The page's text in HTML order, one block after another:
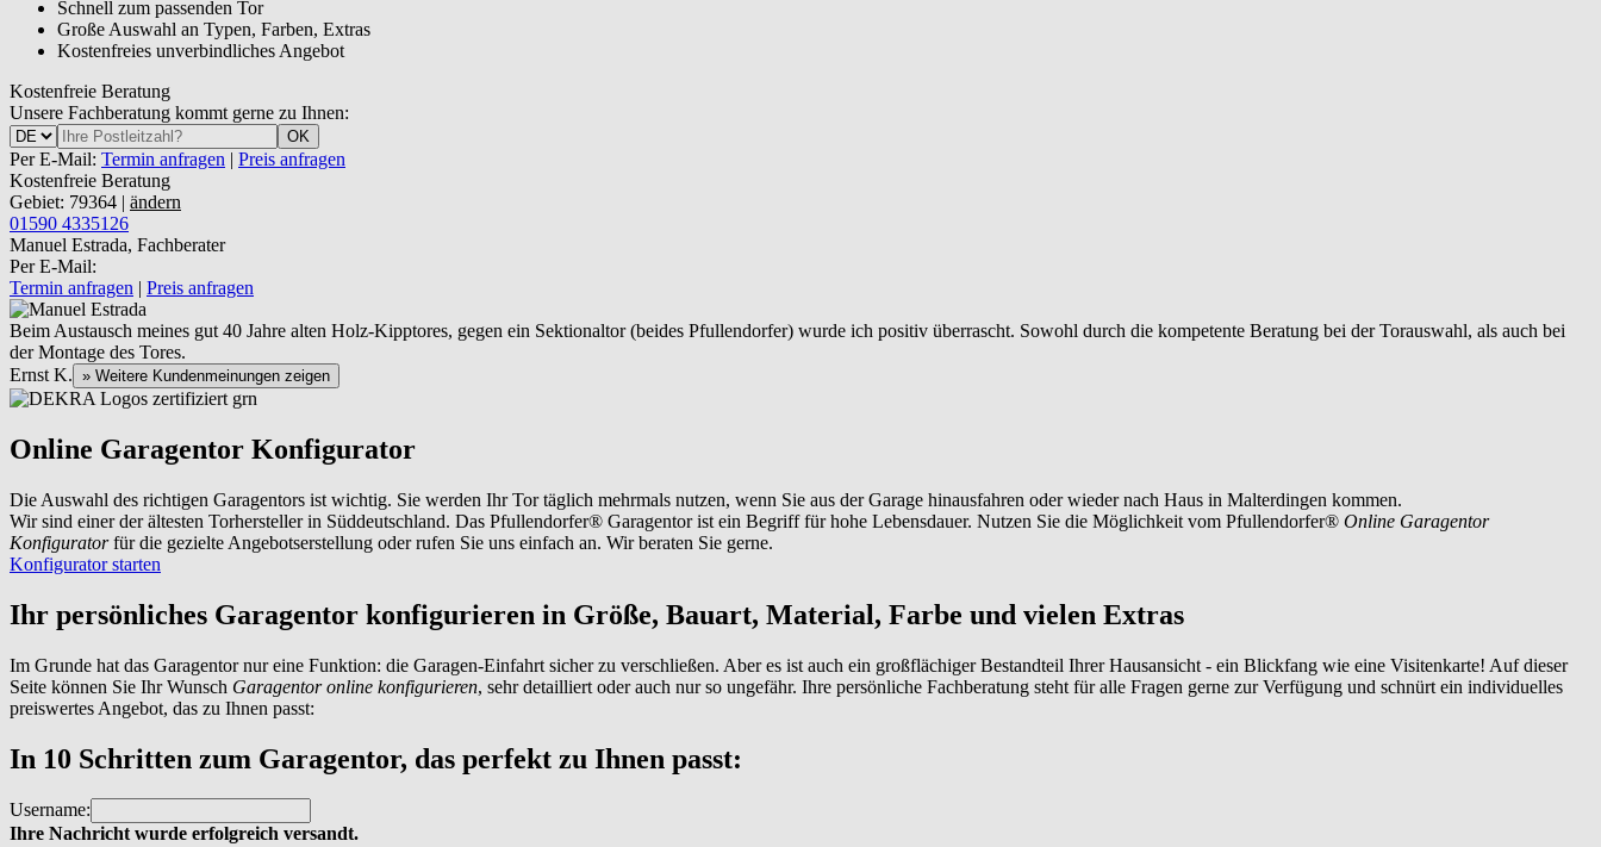
Schnell zum passenden Tor
Große Auswahl an Typen, Farben, Extras
Kostenfreies unverbindliches Angebot
Kostenfreie Beratung
Unsere Fachberatung kommt gerne zu Ihnen:
OK
Per E-Mail: Termin anfragen | Preis anfragen
Kostenfreie Beratung
Gebiet: 79364 | ändern
01590 4335126
Manuel Estrada, Fachberater
Per E-Mail:
Termin anfragen | Preis anfragen
Beim Austausch meines gut 40 Jahre alten Holz-Kipptores, gegen ein Sektionaltor (beides Pfullendorfer) wurde ich positiv überrascht. Sowohl durch die kompetente Beratung bei der Torauswahl, als auch bei
der Montage des Tores.
Ernst K. » Weitere Kundenmeinungen zeigen
Online Garagentor Konfigurator
Die Auswahl des richtigen Garagentors ist wichtig. Sie werden Ihr Tor täglich mehrmals nutzen, wenn Sie aus der Garage hinausfahren oder wieder nach Haus in Malterdingen kommen.
Wir sind einer der ältesten Torhersteller in Süddeutschland. Das Pfullendorfer® Garagentor ist ein Begriff für hohe Lebensdauer. Nutzen Sie die Möglichkeit vom Pfullendorfer® Online Garagentor
Konfiguratorfür die gezielte Angebotserstellung oder rufen Sie uns einfach an. Wir beraten Sie gerne.
Konfigurator starten
Ihr persönliches Garagentor konfigurieren in Größe, Bauart, Material, Farbe und vielen Extras
Im Grunde hat das Garagentor nur eine Funktion: die Garagen-Einfahrt sicher zu verschließen. Aber es ist auch ein großflächiger Bestandteil Ihrer Hausansicht - ein Blickfang wie eine Visitenkarte! Auf dieser
Seite können Sie Ihr Wunsch Garagentor online konfigurieren, sehr detailliert oder auch nur so ungefähr. Ihre persönliche Fachberatung steht für alle Fragen gerne zur Verfügung und schnürt ein individuelles
preiswertes Angebot, das zu Ihnen passt:
In 10 Schritten zum Garagentor, das perfekt zu Ihnen passt:
Username:
Ihre Nachricht wurde erfolgreich versandt.